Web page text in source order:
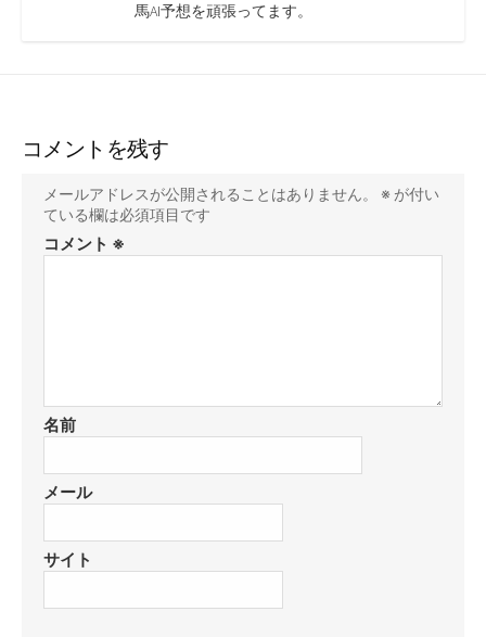
馬AI予想を頑張ってます。
コメントを残す
メールアドレスが公開されることはありません。 ※ が付い
ている欄は必須項目です
コメント ※
名前
メール
サイト